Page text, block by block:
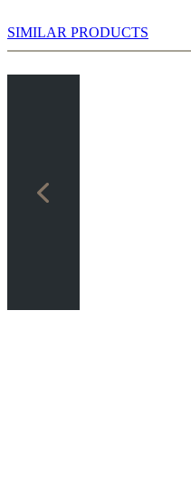
SIMILAR PRODUCTS